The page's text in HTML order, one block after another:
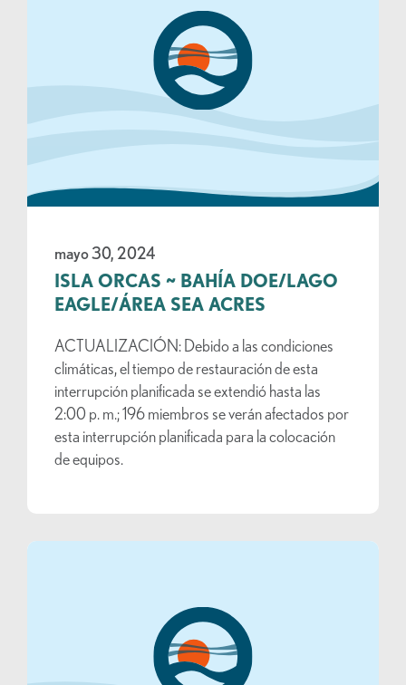
mayo 30, 2024
ISLA ORCAS ~ BAHÍA DOE/LAGO
EAGLE/ÁREA SEA ACRES
ACTUALIZACIÓN: Debido a las condiciones
climáticas, el tiempo de restauración de esta
interrupción planificada se extendió hasta las
2:00 p. m.; 196 miembros se verán afectados por
esta interrupción planificada para la colocación
de equipos.